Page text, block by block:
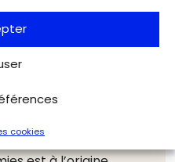
cookies
en
des amateurs de
dans l’affaire des
l’une était une
des petits
la crainte